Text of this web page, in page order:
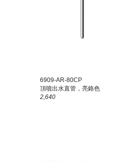
6909-AR-80CP
頂噴出水直管 ，亮鉻色
2,640